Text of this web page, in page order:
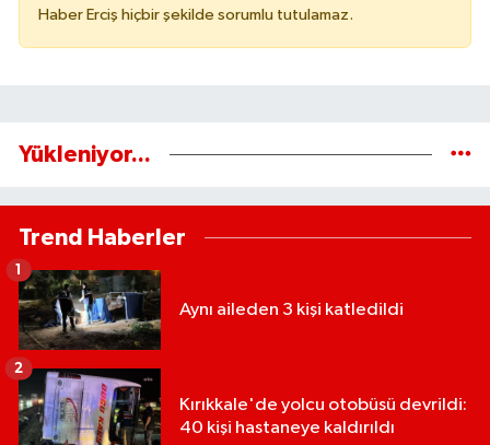
Haber Erciş hiçbir şekilde sorumlu tutulamaz.
Yükleniyor...
Trend Haberler
Aynı aileden 3 kişi katledildi
1
Kırıkkale'de yolcu otobüsü devrildi:
40 kişi hastaneye kaldırıldı
2